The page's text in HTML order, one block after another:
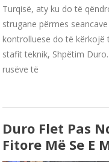
Turqisë, aty ku do të
strugane përmes
kontrolluese do të kërkojë
stafit teknik, Shpëtim
rusëve të
Duro Flet Pas
Fitore Më Se E